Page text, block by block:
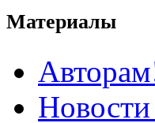
Материалы
Новости